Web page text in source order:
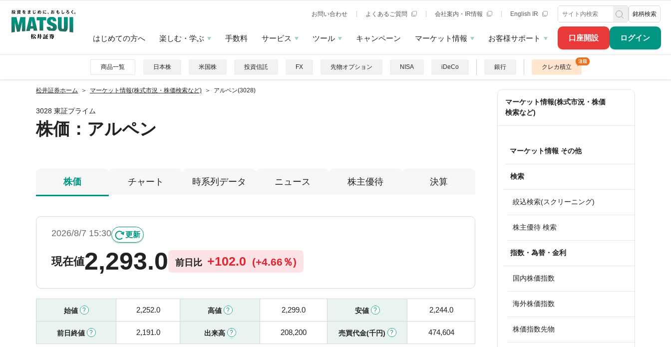
口座開設 ログイン
お問い合わせ よくあるご質問 会社案内・IR情報 English IR 銘柄検索
はじめての方へ 楽しむ・学ぶ 手数料 サービス ツール キャンペーン マーケット情報 お客様サポート
商品一覧 日本株 米国株 投資信託 FX 先物オプション NISA iDeCo 銀行 クレカ積立
松井証券ホーム マーケット情報(株式市況・株価検索など) アルペン(3028)
3028 東証プライム
株価 ：アルペン
株価 チャート 時系列データ ニュース 株主優待 決算
2026/8/7 15:30 更新
現在値2,293.0 前日比 +102.0 (+4.66％)
始値 2,252.0 高値 2,299.0 安値 2,244.0
前日終値 2,191.0 出来高 208,200 売買代金(千円) 474,604
マーケット情報(株式市況・株価
検索など)
マーケット情報 その他
検索
絞込検索(スクリーニング)
株主優待 検索
指数・為替・金利
国内株価指数
海外株価指数
株価指数先物